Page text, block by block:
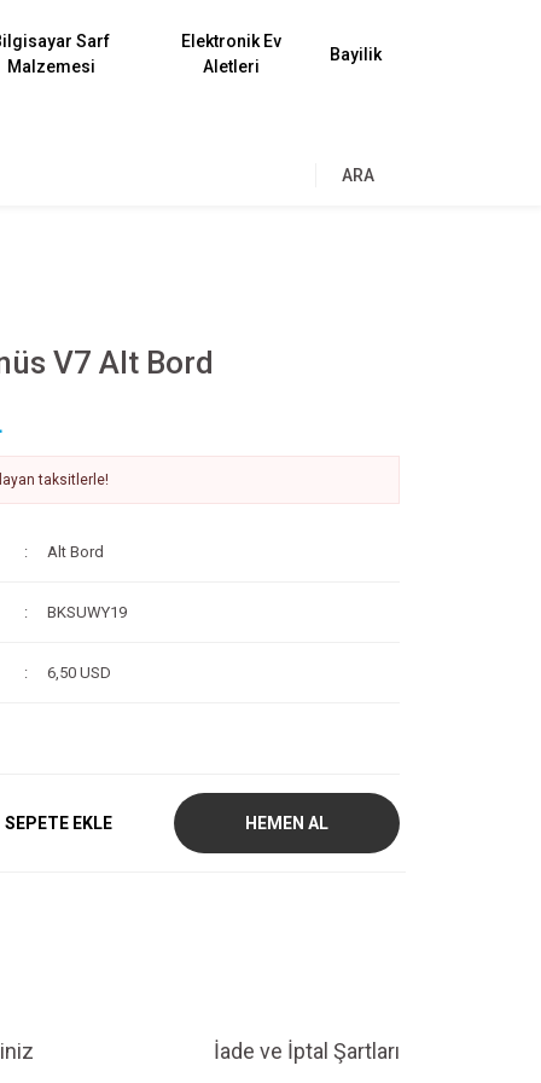
Sarf
Malzemesi
Elektronik Ev
Aletleri
Bayilik
ARA
V7 Alt Bord
taksitlerle!
Alt Bord
BKSUWY19
6,50 USD
SEPETE EKLE HEMEN AL
İade ve İptal Şartları